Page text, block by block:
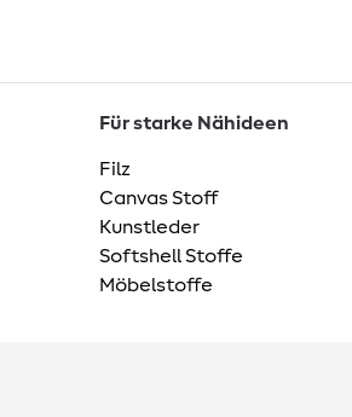
Für starke Nähideen
Filz
Canvas Stoff
Kunstleder
Softshell Stoffe
Möbelstoffe